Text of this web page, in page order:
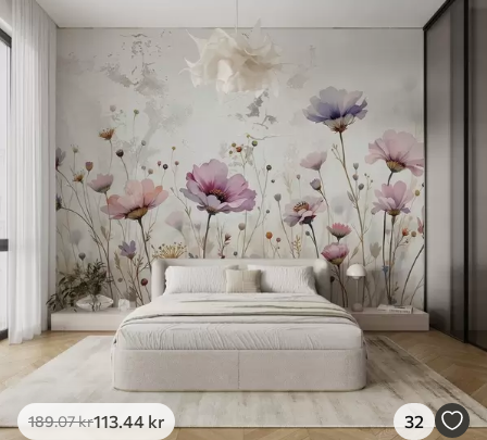
189.07kr113 .44 kr 32